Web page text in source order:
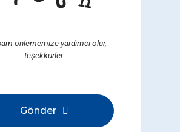
önlememize yardımcı olur,
teşekkürler.
Gönder